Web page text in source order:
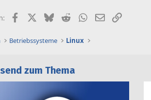
FacebookX (Twitter)
BlueskyRedditWhatsApp
E-MailLink
Betriebssysteme Linux
zum Thema